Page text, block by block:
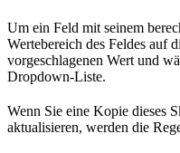
Um ein Feld mit seinem
Wertebereich des Feldes auf
vorgeschlagenen Wert und
Dropdown-Liste.
Wenn Sie eine Kopie dieses
aktualisieren, werden die